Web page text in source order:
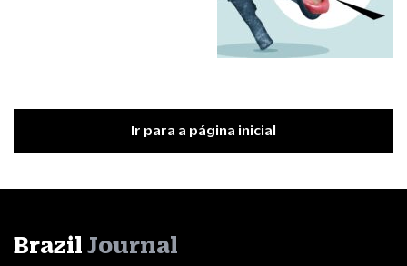
Ir para a página inicial
Brazil Journal